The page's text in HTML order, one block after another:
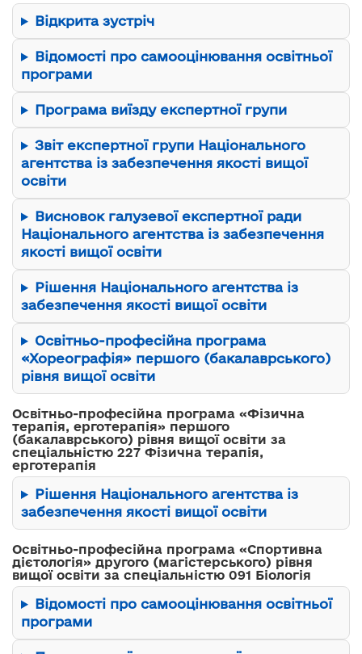
Відкрита зустріч
Відомості про самооцінювання освітньої
програми
Програма виїзду експертної групи
Звіт експертної групи Національного
агентства із забезпечення якості вищої
освіти
Висновок галузевої експертної ради
Національного агентства із забезпечення
якості вищої освіти
Рішення Національного агентства із
забезпечення якості вищої освіти
Освітньо-професійна програма
«Хореографія» першого (бакалаврського)
рівня вищої освіти
Освітньо-професійна програма «Фізична
терапія, ерготерапія» першого
(бакалаврського) рівня вищої освіти за
спеціальністю 227 Фізична терапія,
ерготерапія
Рішення Національного агентства із
забезпечення якості вищої освіти
Освітньо-професійна програма «Спортивна
дієтологія» другого (магістерського) рівня
вищої освіти за спеціальністю 091 Біологія
Відомості про самооцінювання освітньої
програми